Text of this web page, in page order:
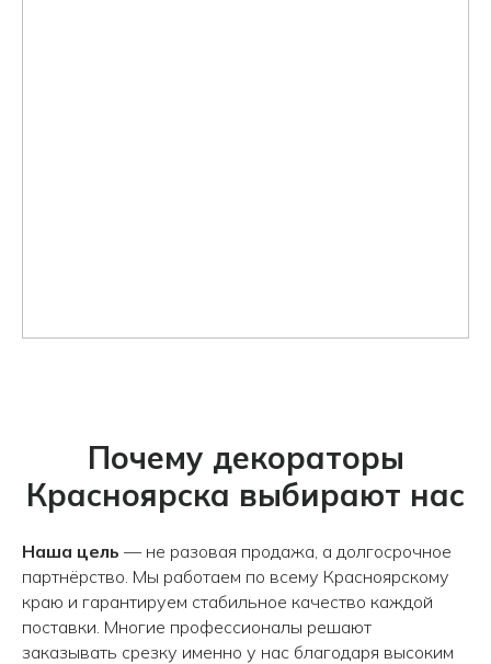
Почему декораторы
Красноярска выбирают нас
Наша цель — не разовая продажа, а долгосрочное
партнёрство. Мы работаем по всему Красноярскому
краю и гарантируем стабильное качество каждой
поставки. Многие профессионалы решают
заказывать срезку именно у нас благодаря высоким